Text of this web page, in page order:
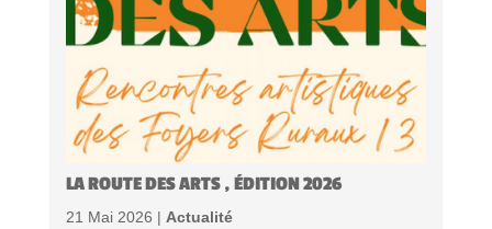
LA ROUTE DES ARTS , ÉDITION 2026
21 Mai 2026 | Actualité